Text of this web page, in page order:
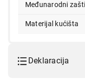
Međunarodni
Materijal kućišta
Deklaracija